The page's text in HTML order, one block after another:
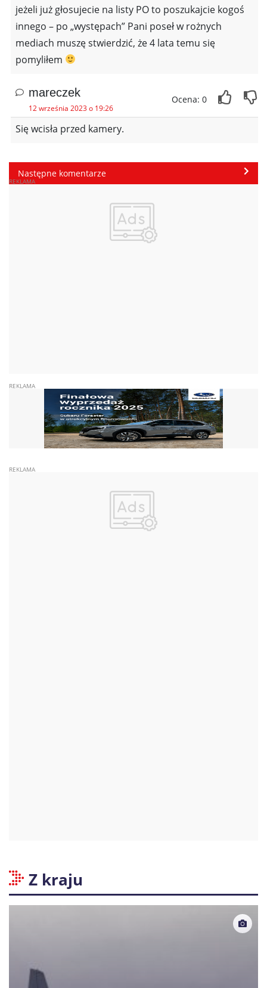
jeżeli już głosujecie na listy PO to poszukajcie kogoś
innego – po „występach” Pani poseł w rożnych
mediach muszę stwierdzić, że 4 lata temu się
pomyliłem
mareczek
12 września 2023 o 19:26
Ocena: 0
Się wcisła przed kamery.
Następne komentarze
Z kraju